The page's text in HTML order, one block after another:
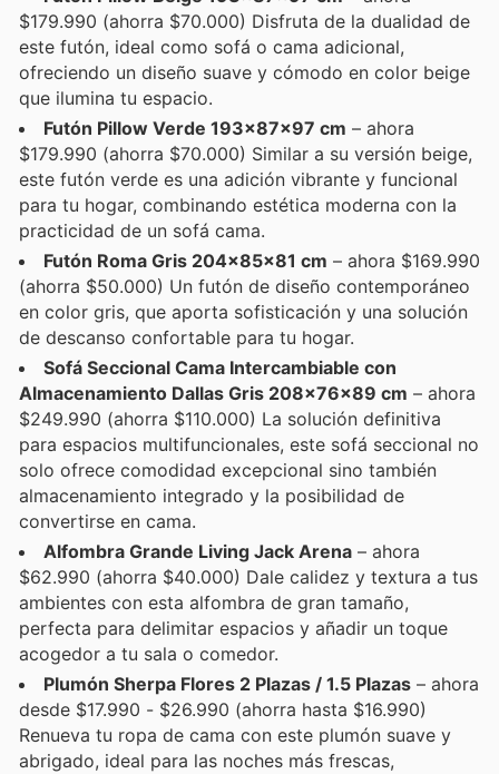
$179.990 (ahorra $70.000) Disfruta de la dualidad de
este futón, ideal como sofá o cama adicional,
ofreciendo un diseño suave y cómodo en color beige
que ilumina tu espacio.
Futón Pillow Verde 193x87x97 cm – ahora
$179.990 (ahorra $70.000) Similar a su versión beige,
este futón verde es una adición vibrante y funcional
para tu hogar, combinando estética moderna con la
practicidad de un sofá cama.
Futón Roma Gris 204x85x81 cm – ahora $169.990
(ahorra $50.000) Un futón de diseño contemporáneo
en color gris, que aporta sofisticación y una solución
de descanso confortable para tu hogar.
Sofá Seccional Cama Intercambiable con
Almacenamiento Dallas Gris 208x76x89 cm – ahora
$249.990 (ahorra $110.000) La solución definitiva
para espacios multifuncionales, este sofá seccional no
solo ofrece comodidad excepcional sino también
almacenamiento integrado y la posibilidad de
convertirse en cama.
Alfombra Grande Living Jack Arena – ahora
$62.990 (ahorra $40.000) Dale calidez y textura a tus
ambientes con esta alfombra de gran tamaño,
perfecta para delimitar espacios y añadir un toque
acogedor a tu sala o comedor.
Plumón Sherpa Flores 2 Plazas / 1.5 Plazas – ahora
desde $17.990 - $26.990 (ahorra hasta $16.990)
Renueva tu ropa de cama con este plumón suave y
abrigado, ideal para las noches más frescas,